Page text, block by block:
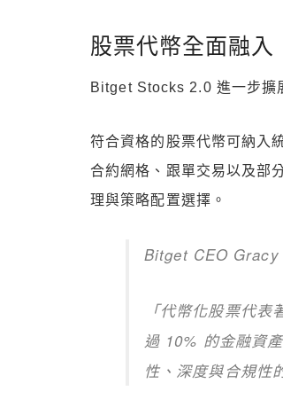
股票代幣全面融
Bitget Stocks 2.0 進一步擴
符合資格的股票代幣可納入
合約網格、跟單交易以及部
理與策略配置選擇。
Bitget CEO Gracy
「代幣化股票代
過 10% 的金融資
性、深度與合規性